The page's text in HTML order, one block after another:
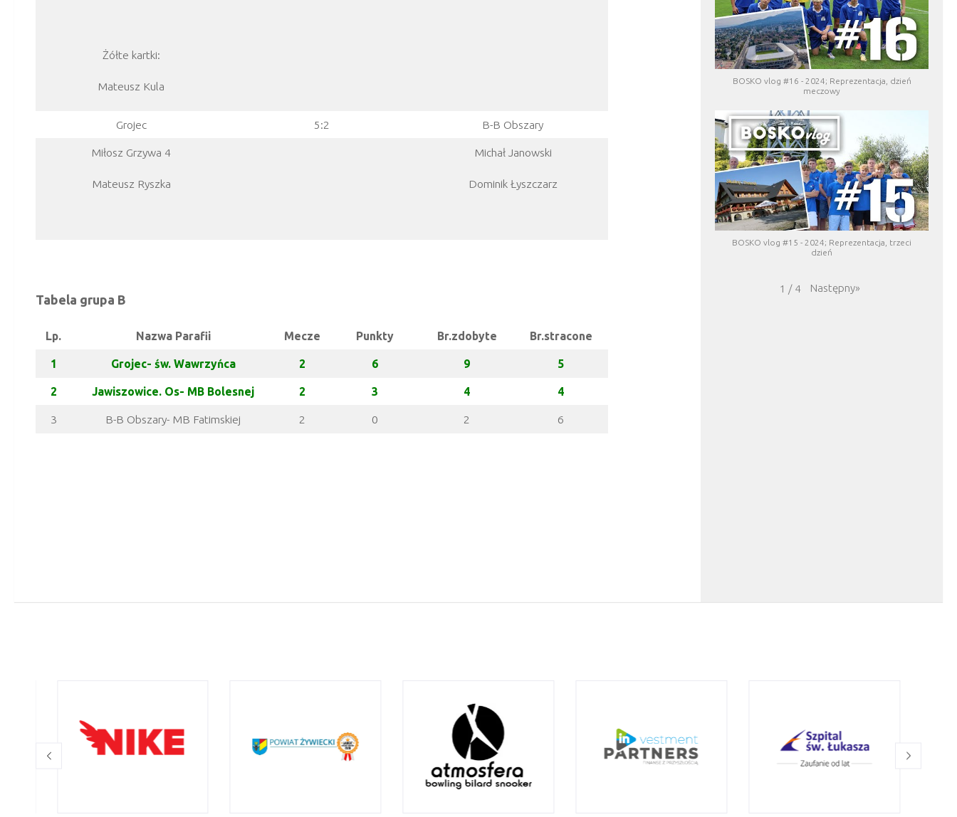
Żółte kartki:
Mateusz Kula
Grojec 5:2 B-B Obszary
Miłosz Grzywa 4
Mateusz Ryszka
Michał Janowski
Dominik Łyszczarz
Tabela grupa B
Lp. Nazwa Parafii Mecze Punkty Br.zdobyte Br.stracone
1 Grojec- św. Wawrzyńca 2 6 9 5
2 Jawiszowice. Os- MB Bolesnej 2 3 4 4
3 B-B Obszary- MB Fatimskiej 2 0 2 6
BOSKO vlog #16 - 2024; Reprezentacja, dzień
meczowy
BOSKO vlog #15 - 2024; Reprezentacja, trzeci
dzień
1 / 4 Następny»